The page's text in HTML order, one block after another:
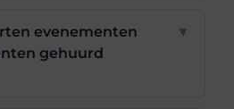
evenementen
gehuurd
▼